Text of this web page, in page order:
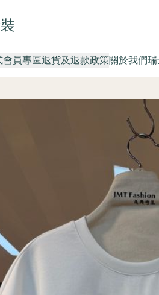
會員專區退貨及退款政策關於我們